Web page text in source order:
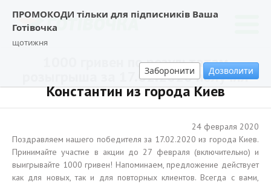
ПРОМОКОДИ тільки для підписників Ваша
Готівочка
щотижня
Заборонити Дозволити
1000 гривен по результатам
розыгрыша за 17.02.2020 получил
Константин из города Киев
24 февраля 2020
Поздравляем нашего победителя за 17.02.2020 из города Киев.
Принимайте участие в акции до 27 февраля (включительно) и
выигрывайте 1000 гривен! Напоминаем, предложение действует
как для новых, так и для повторных клиентов. Всегда с вами,